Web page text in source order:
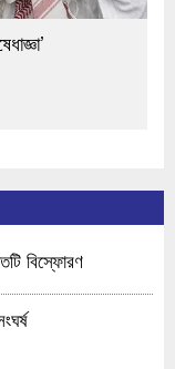
বিস্ফোরণ